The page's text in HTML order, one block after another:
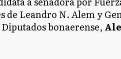
de Leandro N. Alem y
bonaerense,